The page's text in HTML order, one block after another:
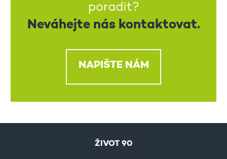
poradit?
Neváhejte nás kontaktovat.
NAPIŠTE NÁM
ŽIVOT 90